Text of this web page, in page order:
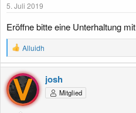
5. Juli 2019
Eröffne bitte eine Unterhaltung mit
R
e
a
k
i
o
Alluidh
josh
Mitglied